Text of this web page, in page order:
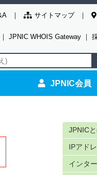
サイトマップ
｜ JPNIC WHOIS Gateway ｜
JPNIC会員
JPNIC
IPアド
インタ